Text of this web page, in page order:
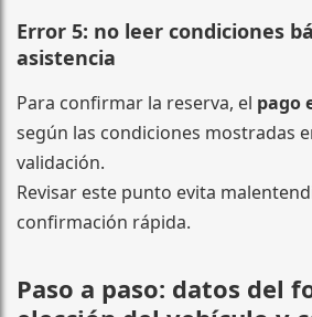
Error 5: no leer condiciones
asistencia
Para confirmar la reserva, el pago
según las condiciones mostradas
validación.
Revisar este punto evita
confirmación rápida.
Paso a paso: datos del